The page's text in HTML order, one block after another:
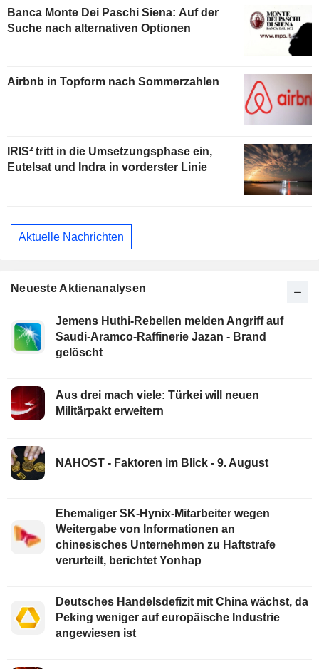
Banca Monte Dei Paschi Siena: Auf der
Suche nach alternativen Optionen
Airbnb in Topform nach Sommerzahlen
IRIS² tritt in die Umsetzungsphase ein,
Eutelsat und Indra in vorderster Linie
Aktuelle Nachrichten
Neueste Aktienanalysen
Jemens Huthi-Rebellen melden Angriff auf
Saudi-Aramco-Raffinerie Jazan - Brand
gelöscht
Aus drei mach viele: Türkei will neuen
Militärpakt erweitern
NAHOST - Faktoren im Blick - 9. August
Ehemaliger SK-Hynix-Mitarbeiter wegen
Weitergabe von Informationen an
chinesisches Unternehmen zu Haftstrafe
verurteilt, berichtet Yonhap
Deutsches Handelsdefizit mit China wächst, da
Peking weniger auf europäische Industrie
angewiesen ist